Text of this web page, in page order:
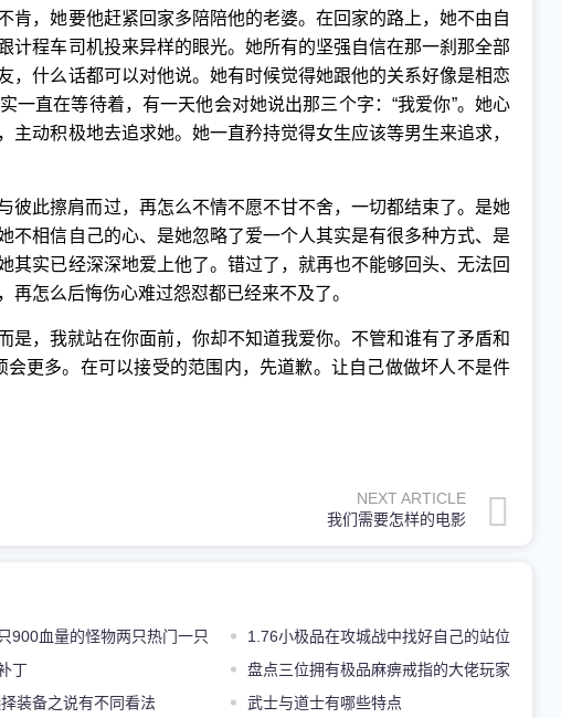
肯，她要他赶紧回家多陪陪他的老婆。在回家的路上，她不由自
计程车司机投来异样的眼光。她所有的坚强自信在那一刹那全部
，什么话都可以对他说。她有时候觉得她跟他的关系好像是相恋
一直在等待着，有一天他会对她说出那三个字：“我爱你”。她心
动积极地去追求她。她一直矜持觉得女生应该等男生来追求，
此擦肩而过，再怎么不情不愿不甘不舍，一切都结束了。是她
不相信自己的心、是她忽略了爱一个人其实是有很多种方式、是
其实已经深深地爱上他了。错过了，就再也不能够回头、无法回
怎么后悔伤心难过怨怼都已经来不及了。
，我就站在你面前，你却不知道我爱你。不管和谁有了矛盾和
更多。在可以接受的范围内，先道歉。让自己做做坏人不是件
NEXT ARTICLE
我们需要怎样的电影
900血量的怪物两只热门一只
1.76小极品在攻城战中找好自己的站位
丁
盘点三位拥有极品麻痹戒指的大佬玩家
8L都没有上榜
装备之说有不同看法 武士与道士有哪些特点